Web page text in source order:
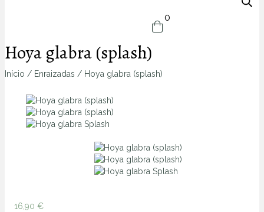
0
Hoya glabra (splash)
Início / Enraizadas / Hoya glabra (splash)
Zoom
16,90 €